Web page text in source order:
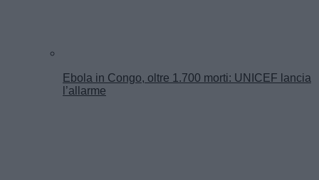
Ebola in Congo, oltre 1.700 morti: UNICEF lancia
l’allarme